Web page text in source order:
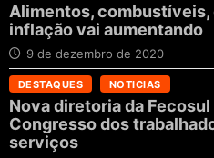
Alimentos, combustíveis,
inflação vai aumentando
9 de dezembro de 2020
DESTAQUES NOTICIAS
Nova diretoria da
Congresso dos
serviços